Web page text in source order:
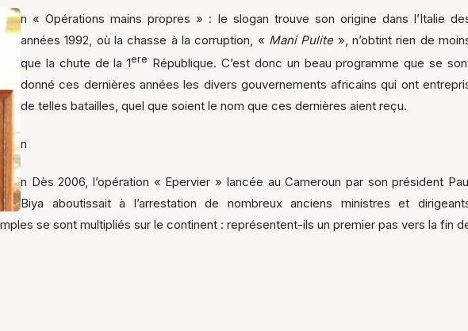
n « Opérations mains propres » : le slogan trouve son origine dans l’Italie
années 1992, où la chasse à la corruption, « Mani Pulite», n’obtint rien de
que la chute de la 1ere République. C’est donc un beau programme que se
donné ces dernières années les divers gouvernements africains qui ont
de telles batailles, quel que soient le nom que ces dernières aient reçu.
n
n Dès 2006, l’opération « Epervier » lancée au Cameroun par son président
Biya aboutissait à l’arrestation de nombreux anciens ministres et
se sont multipliés sur le continent : représentent-ils un premier pas vers la fin